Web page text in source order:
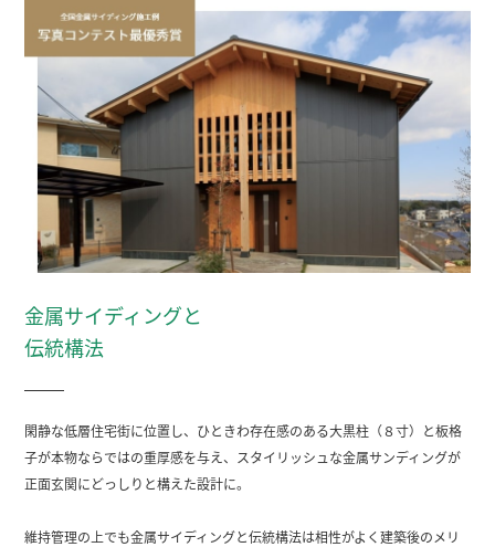
金属サイディングと
伝統構法
閑静な低層住宅街に位置し、ひときわ存在感のある大黒柱（８寸）と板格
子が本物ならではの重厚感を与え、スタイリッシュな金属サンディングが
正面玄関にどっしりと構えた設計に。
維持管理の上でも金属サイディングと伝統構法は相性がよく建築後のメリ